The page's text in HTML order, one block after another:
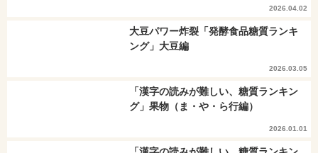
2026.04.02
大豆パワー炸裂「発酵食品糖質ランキ
ング」大豆編
2026.03.05
「漢字の読みが難しい、糖質ランキン
グ」果物（ま・や・ら行編）
2026.01.01